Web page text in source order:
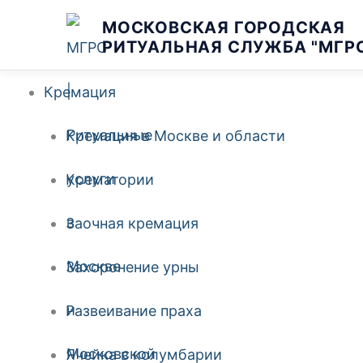
МОСКОВСКАЯ ГОРОДСКАЯ
РИТУАЛЬНАЯ СЛУЖБА
Кремация
Кремация в Москве и области
Крематории
Заочная кремация
Захоронение урны
Развеивание праха
Ячейка в колумбарии